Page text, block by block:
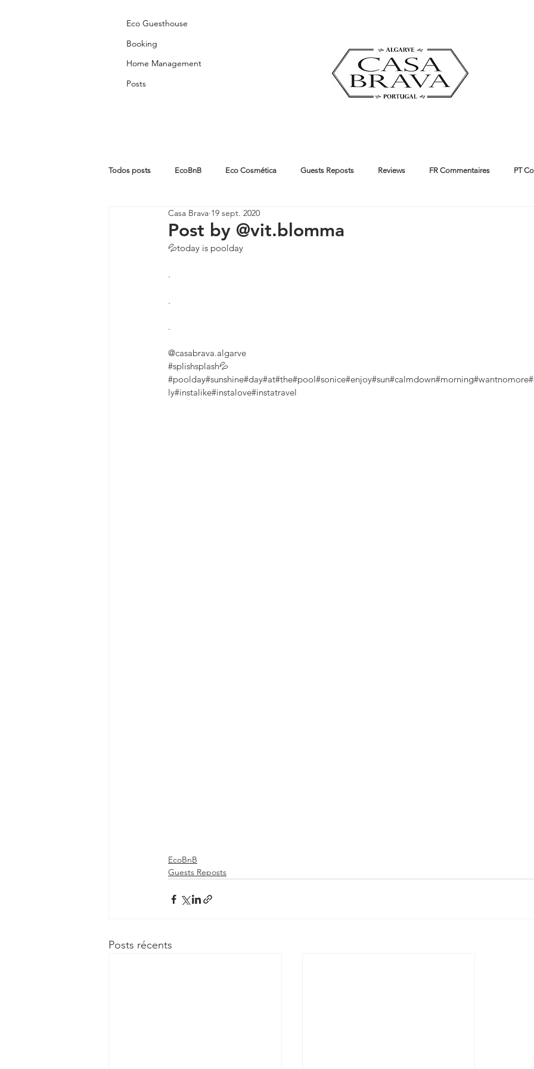
Eco Guesthouse
Booking
Home Management
Posts
Todos posts EcoBnB Eco Cosmética Guests Reposts Reviews FR Commentaires PT
Partners Posts Algarve About us
Post by @vit.blomma
Casa Brava 19 sept. 2020
💦today is poolday
.
.
.
@casabrava.algarve
#splishsplash💦
#poolday#sunshine#day#at#the#pool#sonice#enjoy#sun#calmdown#morning#wantnomore
ly#instalike#instalove#instatravel
EcoBnB
Guests Reposts
Posts récents